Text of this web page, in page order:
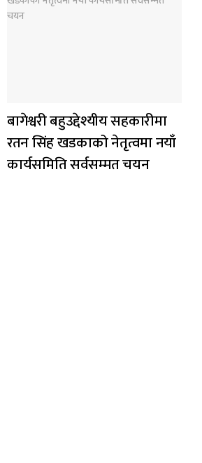
बागेश्वरी बहुउद्देश्यीय सहकारीमा
रतन सिंह खडकाको नेतृत्वमा नयाँ
कार्यसमिति सर्वसम्मत चयन